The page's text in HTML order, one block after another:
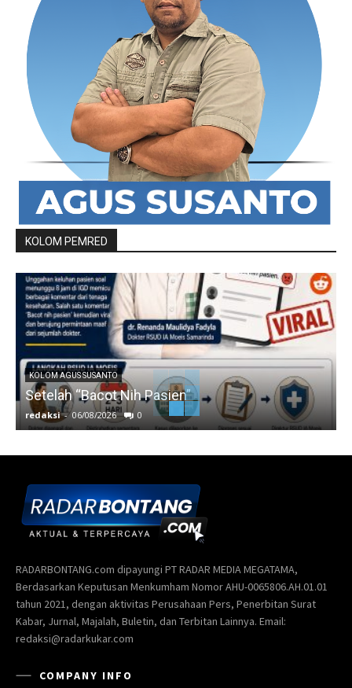
KOLOM PEMRED
KOLOM AGUS SUSANTO
Setelah “Bacot Nih Pasien”
redaksi - 06/08/2026 0
RADARBONTANG.com dipayungi PT RADAR MEDIA MEGATAMA,
Berdasarkan Keputusan Menkumham Nomor AHU-0065806.AH.01.01
tahun 2021, dengan aktivitas Perusahaan Pers, Penerbitan Surat
Kabar, Jurnal, Majalah, Buletin, dan Terbitan Lainnya. Email:
redaksi@radarkukar.com
COMPANY INFO